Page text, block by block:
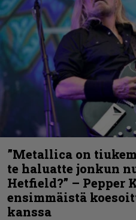
”Metallica on
te haluatte jonkun
Hetfield?” – Pepper
ensimmäistä
kanssa